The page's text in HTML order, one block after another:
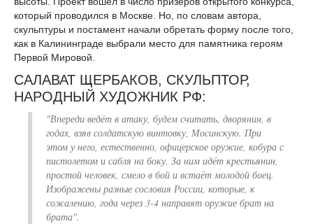
который проводился в Москве. Но, по словам автора,
скульптуры и постамент начали обретать форму после того,
как в Калининграде выбрали место для памятника героям
Первой Мировой.
САЛАВАТ ЩЕРБАКОВ, СКУЛЬПТОР,
НАРОДНЫЙ ХУДОЖНИК РФ:
"Впереди ведёт в атаку, будем считать, дворянин, в
годах, взяв солдатскую винтовку, Мосинскую. При
этом у него, естественно, офицерское оружие, кобура с
пистолетом и сабля на боку. За ним идёт крестьянин,
простой человек, смело в бой и встаёт молодой боец.
Изображены разные сословия России, которые, к
сожалению, года через 3-4 направят оружие брат на
брата".